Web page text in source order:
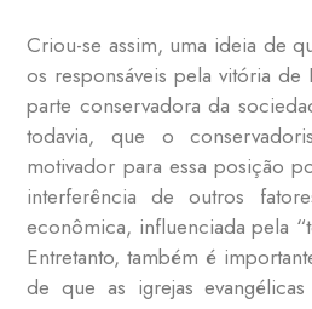
Criou-se assim, uma ideia de
os responsáveis pela vitória
parte conservadora da
todavia, que o
motivador para essa posição
interferência de outros
econômica, influenciada pela
Entretanto, também é
de que as igrejas